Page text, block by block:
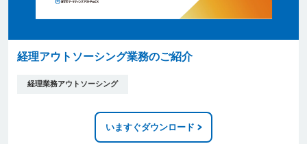
経理アウトソーシング業務のご紹介
経理業務アウトソーシング
いますぐダウンロード